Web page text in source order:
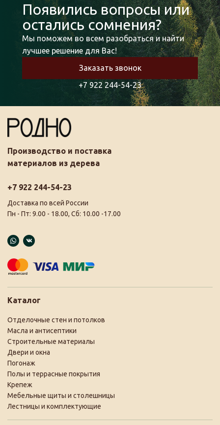
Появились вопросы или
остались сомнения?
Мы поможем во всем разобраться и найти
лучшее решение для Вас!
Заказать звонок
+7 922 244-54-23
Производство и поставка
материалов из дерева
+7 922 244-54-23
Доставка по всей России
Пн - Пт: 9.00 - 18.00, Сб: 10.00 -17.00
Каталог
Отделочные стен и потолков
Масла и антисептики
Строительные материалы
Двери и окна
Погонаж
Полы и террасные покрытия
Крепеж
Мебельные щиты и столешницы
Лестницы и комплектующие